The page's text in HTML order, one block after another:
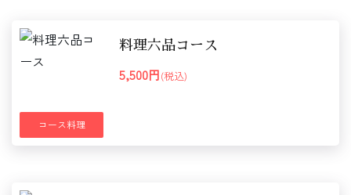
コース料理
料理六品コース
5,500円(税込)